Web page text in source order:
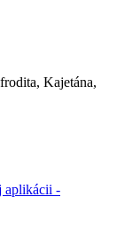
Kajetána,
aplikácii -